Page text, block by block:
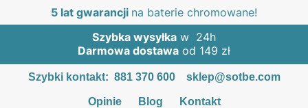
5 lat gwarancji na baterie chromowane!
Szybka wysyłka w 24h
Darmowa dostawa od 149 zł
Szybki kontakt: 881 370 600 sklep@sotbe.com
Opinie Blog Kontakt